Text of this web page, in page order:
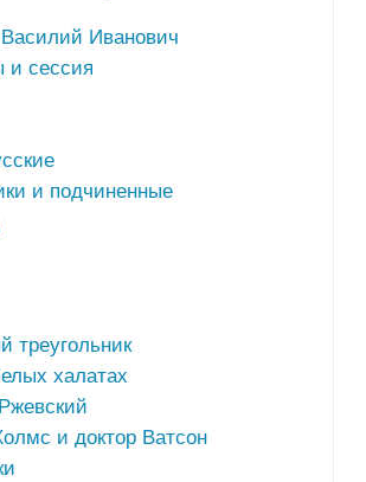
Василий Иванович
и сессия
и подчиненные
треугольник
халатах
и доктор Ватсон